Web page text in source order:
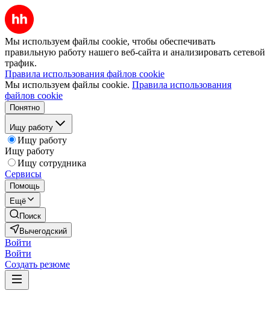
Мы используем файлы cookie, чтобы обеспечивать
правильную работу нашего веб-сайта и анализировать сетевой
трафик.
Правила использования файлов cookie
Мы используем файлы cookie. Правила использования
файлов cookie
Понятно
Ищу работу
Ищу работу
Ищу работу
Ищу сотрудника
Сервисы
Помощь
Ещё
Поиск
Вычегодский
Войти
Войти
Создать резюме